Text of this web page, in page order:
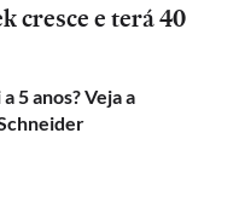
cresce e terá 40
5 anos? Veja a